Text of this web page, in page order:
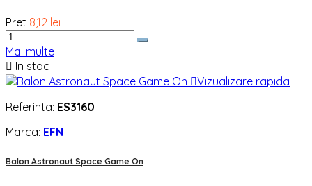
Pret 8,12 lei
Mai multe
 In stoc
Vizualizare rapida
Referinta: ES3160
Marca: EFN
Balon Astronaut Space Game On